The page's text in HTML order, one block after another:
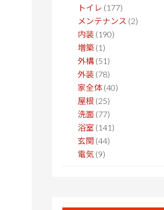
トイレ (177)
メンテナンス (2)
内装 (190)
増築 (1)
外構 (51)
外装 (78)
家全体 (40)
屋根 (25)
洗面 (77)
浴室 (141)
玄関 (44)
電気 (9)